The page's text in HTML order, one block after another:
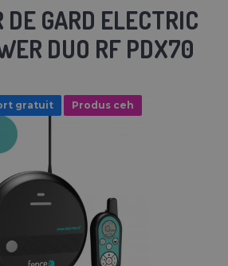
DE GARD ELECTRIC
DUO RF PDX70
gratuit Produs ceh